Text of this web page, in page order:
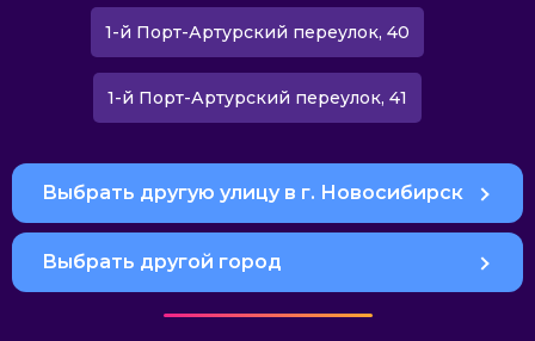
1-й Порт-Артурский переулок, 40
1-й Порт-Артурский переулок, 41
Выбрать другую улицу в г. Новосибирск
Выбрать другой город